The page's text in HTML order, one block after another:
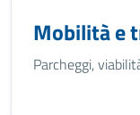
Mobilità e
Parcheggi,